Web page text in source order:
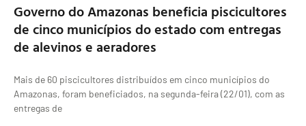
Governo do Amazonas beneficia piscicultores
de cinco municípios do estado com entregas
de alevinos e aeradores
Mais de 60 piscicultores distribuídos em cinco municípios do
Amazonas, foram beneficiados, na segunda-feira (22/01), com as
entregas de